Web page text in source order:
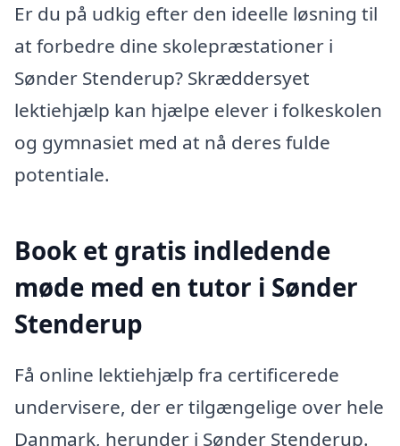
Er du på udkig efter den ideelle løsning til
at forbedre dine skolepræstationer i
Sønder Stenderup? Skræddersyet
lektiehjælp kan hjælpe elever i folkeskolen
og gymnasiet med at nå deres fulde
potentiale.
Book et gratis indledende
møde med en tutor i Sønder
Stenderup
Få online lektiehjælp fra certificerede
undervisere, der er tilgængelige over hele
Danmark, herunder i Sønder Stenderup.